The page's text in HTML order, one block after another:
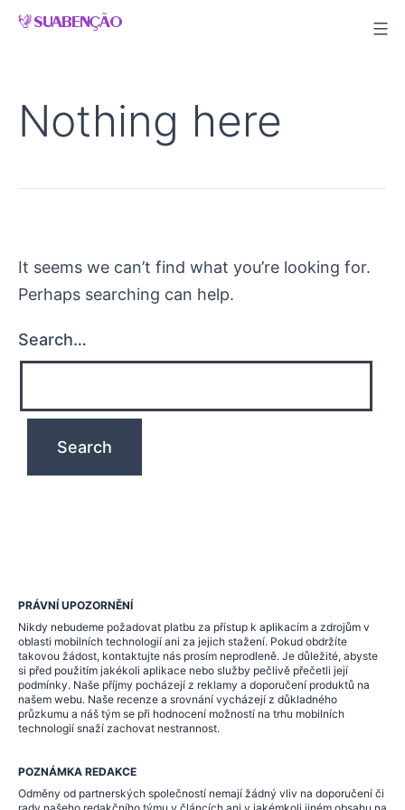
Skip
Nothing here
It seems we can’t find what you’re looking for.
Perhaps searching can help.
Search…
PRÁVNÍ UPOZORNĚNÍ
Nikdy nebudeme požadovat platbu za přístup k aplikacím a zdrojům v
oblasti mobilních technologií ani za jejich stažení. Pokud obdržíte
takovou žádost, kontaktujte nás prosím neprodleně. Je důležité, abyste
si před použitím jakékoli aplikace nebo služby pečlivě přečetli její
podmínky. Naše příjmy pocházejí z reklamy a doporučení produktů na
našem webu. Naše recenze a srovnání vycházejí z důkladného
průzkumu a náš tým se při hodnocení možností na trhu mobilních
technologií snaží zachovat nestrannost.
POZNÁMKA REDAKCE
Odměny od partnerských společností nemají žádný vliv na doporučení či